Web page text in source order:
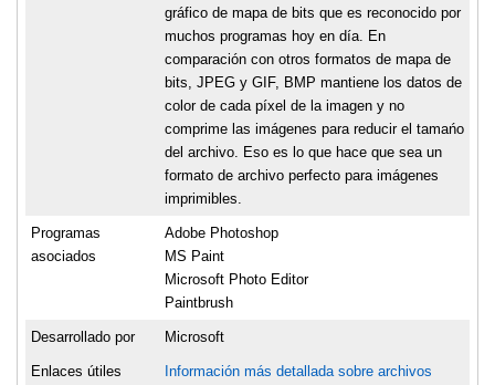
gráfico de mapa de bits que es reconocido por
muchos programas hoy en día. En
comparación con otros formatos de mapa de
bits, JPEG y GIF, BMP mantiene los datos de
color de cada píxel de la imagen y no
comprime las imágenes para reducir el tamańo
del archivo. Eso es lo que hace que sea un
formato de archivo perfecto para imágenes
imprimibles.
Programas
asociados
Adobe Photoshop
MS Paint
Microsoft Photo Editor
Paintbrush
Desarrollado por Microsoft
Enlaces útiles
Información más detallada sobre archivos